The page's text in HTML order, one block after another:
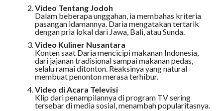
Video Tentang Jodoh
Dalam beberapa unggahan, ia membahas kriteria
pasangan idamannya. Daria mengatakan tertarik
dengan pria lokal dari Jawa, Bali, atau Sunda.
Video Kuliner Nusantara
Konten saat Daria mencicipi makanan Indonesia,
dari jajanan tradisional sampai makanan pedas,
selalu ramai ditonton. Reaksinya yang natural
membuat penonton merasa terhibur.
Video di Acara Televisi
Klip dari penampilannya di program TV sering
tersebar di media sosial, menambah popularitasnya.